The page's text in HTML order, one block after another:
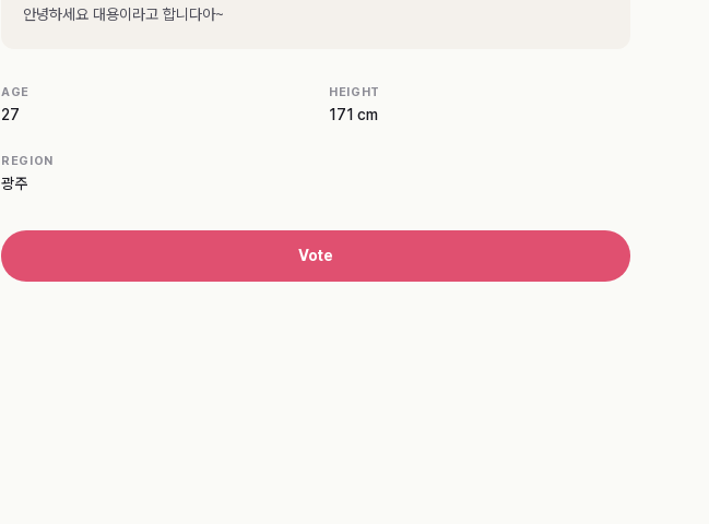
안녕하세요 대용이라고 합니다아~
AGE
27
HEIGHT
171 cm
REGION
광주
Vote